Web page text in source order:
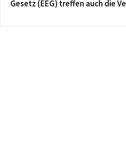
Gesetz (EEG) treffen auch die